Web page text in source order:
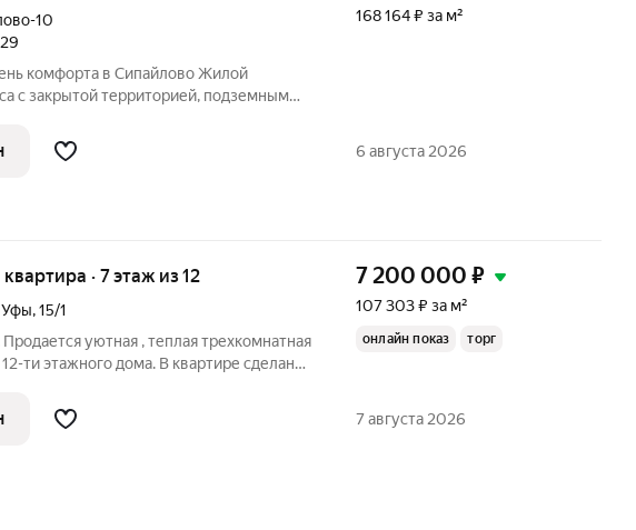
10
с закрытой территорией, подземным
сложившуюся инфраструктуру и
с
168 164 ₽ за м²
6 августа 2026
квартира · 7 этаж из 12
Уфы,15/1
уютная , теплая трехкомнатная
ти этажного дома. В квартире сделан
встроенный кухонный гарнитур.
7 200 000 ₽
107 303 ₽ за м²
онлайн показ торг
7 августа 2026